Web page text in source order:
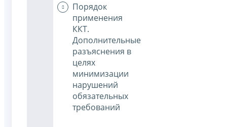
Порядок
применения
ККТ.
Дополнительные
разъяснения в
целях
минимизации
нарушений
обязательных
требований